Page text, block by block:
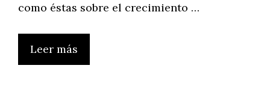
como éstas sobre el crecimiento …
Leer más